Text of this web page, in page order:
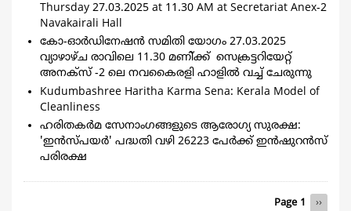
Thursday 27.03.2025 at 11.30 AM at Secretariat Anex-2
Navakairali Hall
കോ-ഓര്‍ഡിനേഷന്‍ സമിതി യോഗം 27.03.2025
വ്യാഴാഴ്ച രാവിലെ 11.30 മണി്ക്ക് സെക്രട്ടറിയേറ്റ്
അനക്സ് -2 ലെ നവകൈരളി ഹാളിൽ വച്ച് ചേരുന്നു
Kudumbashree Haritha Karma Sena: Kerala Model of
Cleanliness
ഹരിതകര്‍മ സേനാംഗങ്ങളുടെ ആരോഗ്യ സുരക്ഷ:
'ഇന്‍സ്പയര്‍' പദ്ധതി വഴി 26223 പേര്‍ക്ക് ഇന്‍ഷുറന്‍സ്
പരിരക്ഷ
Page 1
Next
››